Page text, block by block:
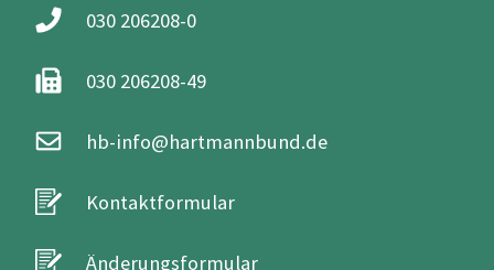
030 206208-0
030 206208-49
hb-info@hartmannbund.de
Kontaktformular
Änderungsformular